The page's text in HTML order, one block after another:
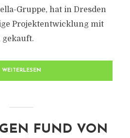
Gruppe, hat in Dresden
Projektentwicklung mit
gekauft.
WEITERLESEN
FUND VON